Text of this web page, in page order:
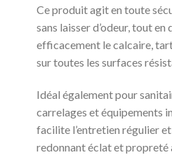
Ce produit agit en toute
sans laisser d’odeur, tout en
efficacement le calcaire,
sur toutes les surfaces
Idéal également pour
carrelages et équipements
facilite l’entretien régulier
redonnant éclat et propreté